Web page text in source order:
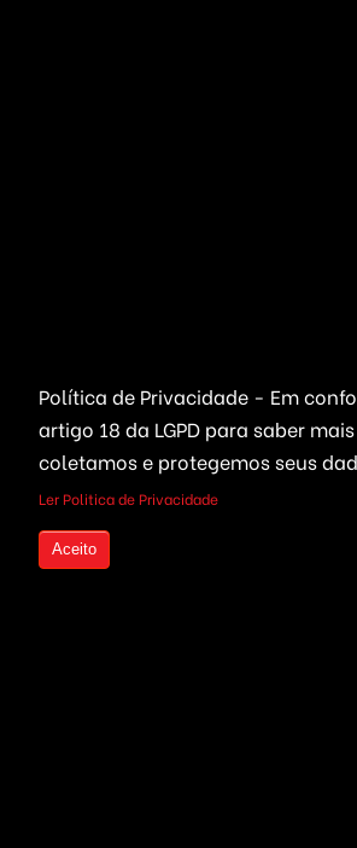
Criptomoedas
Bolsa de Valores
Investimentos em
Links
Política de Privacidade - Em
artigo 18 da LGPD para saber
coletamos e protegemos seus
Ler Politica de Privacidade
Aceito